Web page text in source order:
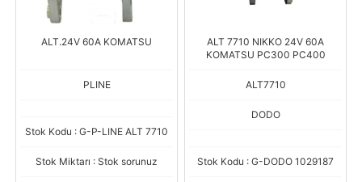
ALT.24V 60A KOMATSU
PLINE
Stok Kodu : G-P-LINE ALT 7710
Stok Miktarı : Stok sorunuz
ALT 7710 NIKKO 24V 60A
KOMATSU PC300 PC400
ALT7710
DODO
Stok Kodu : G-DODO 1029187